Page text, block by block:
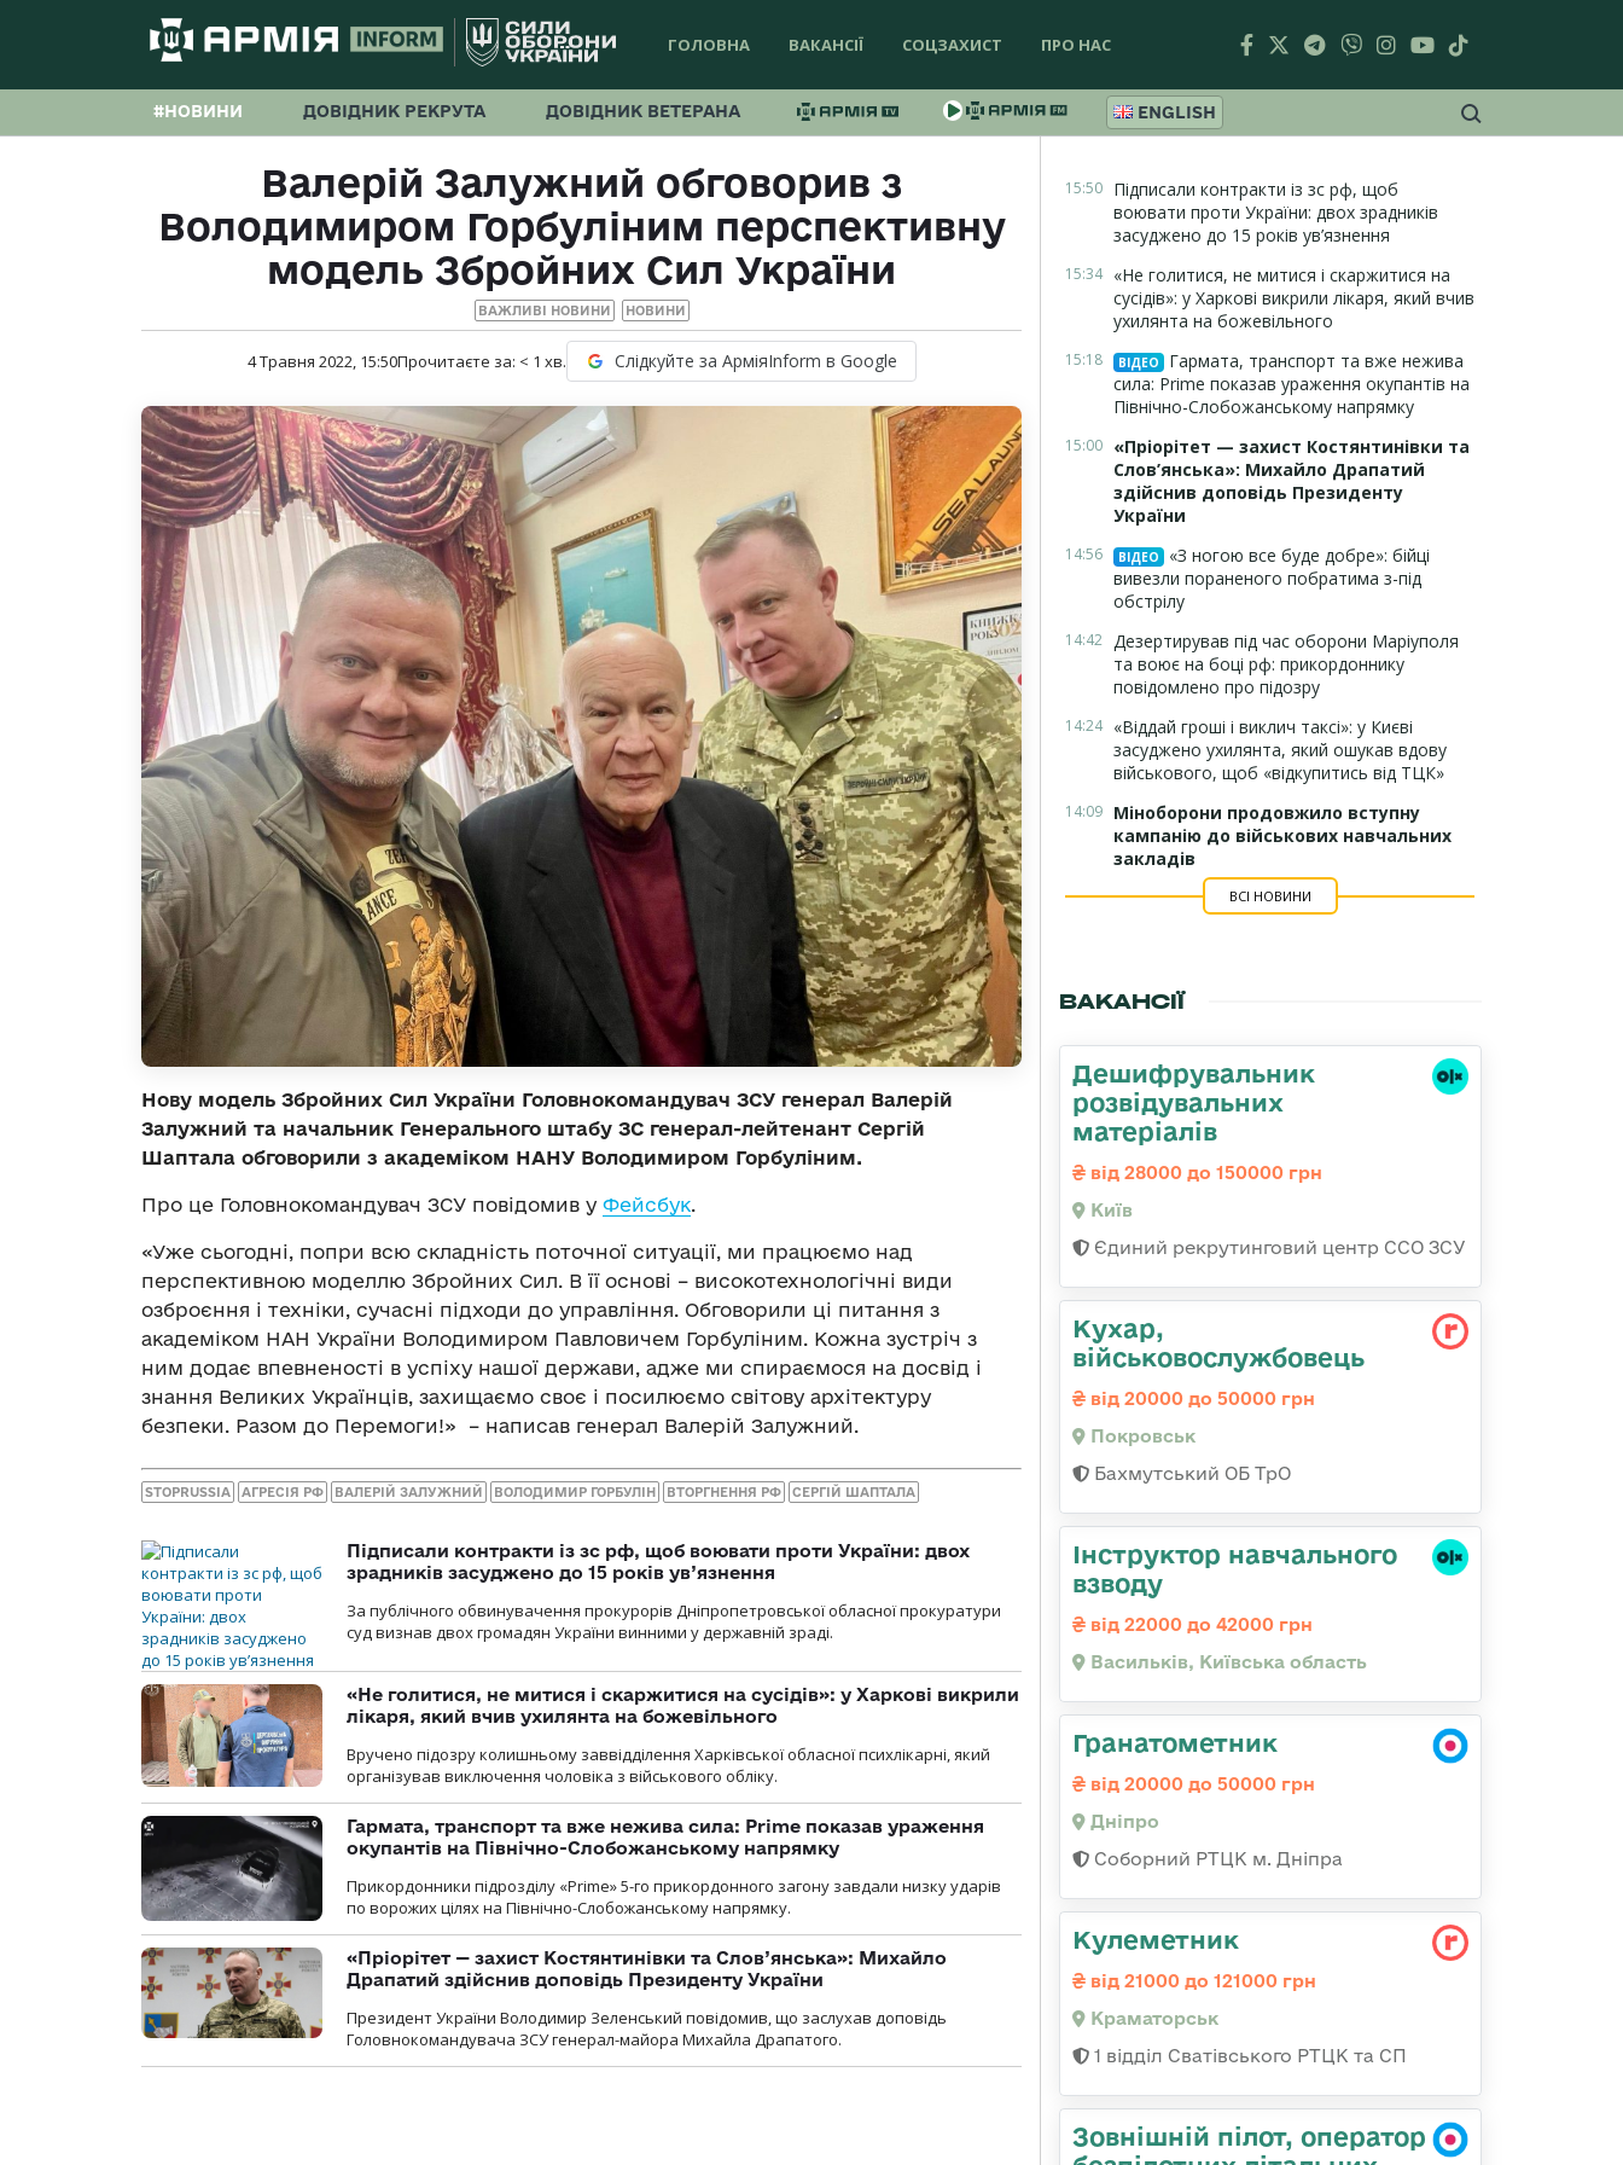
ГОЛОВНА ВАКАНСІЇ СОЦЗАХИСТ ПРО НАС
#НОВИНИ ДОВІДНИК РЕКРУТА ДОВІДНИК ВЕТЕРАНА ENGLISH
Валерій Залужний обговорив з
Володимиром Горбуліним перспективну
модель Збройних Сил України
ВАЖЛИВІ НОВИНИ НОВИНИ
4 Травня 2022, 15:50Прочитаєте за: < 1 хв. Слідкуйте за АрміяInform в Google
Нову модель Збройних Сил України Головнокомандувач ЗСУ генерал Валерій
Залужний та начальник Генерального штабу ЗС генерал-лейтенант Сергій
Шаптала обговорили з академіком НАНУ Володимиром Горбуліним.
Про це Головнокомандувач ЗСУ повідомив у Фейсбук.
«Уже сьогодні, попри всю складність поточної ситуації, ми працюємо над
перспективною моделлю Збройних Сил. В її основі – високотехнологічні види
озброєння і техніки, сучасні підходи до управління. Обговорили ці питання з
академіком НАН України Володимиром Павловичем Горбуліним. Кожна зустріч з
ним додає впевненості в успіху нашої держави, адже ми спираємося на досвід і
знання Великих Українців, захищаємо своє і посилюємо світову архітектуру
безпеки. Разом до Перемоги!» – написав генерал Валерій Залужний.
STOPRUSSIA АГРЕСІЯ РФ ВАЛЕРІЙ ЗАЛУЖНИЙ ВОЛОДИМИР ГОРБУЛІН ВТОРГНЕННЯ РФ СЕРГІЙ ШАПТАЛА
Підписали контракти із зс рф, щоб воювати проти України: двох
зрадників засуджено до 15 років ув’язнення
За публічного обвинувачення прокурорів Дніпропетровської обласної прокуратури
суд визнав двох громадян України винними у державній зраді.
«Не голитися, не митися і скаржитися на сусідів»: у Харкові викрили
лікаря, який вчив ухилянта на божевільного
Вручено підозру колишньому заввідділення Харківської обласної психлікарні, який
організував виключення чоловіка з військового обліку.
Гармата, транспорт та вже нежива сила: Prime показав ураження
окупантів на Північно-Слобожанському напрямку
Прикордонники підрозділу «Prime» 5-го прикордонного загону завдали низку ударів
по ворожих цілях на Північно-Слобожанському напрямку.
«Пріорітет — захист Костянтинівки та Слов’янська»: Михайло
Драпатий здійснив доповідь Президенту України
Президент України Володимир Зеленський повідомив, що заслухав доповідь
Головнокомандувача ЗСУ генерал-майора Михайла Драпатого.
15:50 Підписали контракти із зс рф, щоб
воювати проти України: двох зрадників
засуджено до 15 років ув’язнення
15:34 «Не голитися, не митися і скаржитися на
сусідів»: у Харкові викрили лікаря, який вчив
ухилянта на божевільного
15:18 ВІДЕО
Гармата, транспорт та вже нежива
сила: Prime показав ураження окупантів на
Північно-Слобожанському напрямку
15:00 «Пріорітет — захист Костянтинівки та
Слов’янська»: Михайло Драпатий
здійснив доповідь Президенту
України
14:56 ВІДЕО
«З ногою все буде добре»: бійці
вивезли пораненого побратима з-під
обстрілу
14:42 Дезертирував під час оборони Маріуполя
та воює на боці рф: прикордоннику
повідомлено про підозру
14:24 «Віддай гроші і виклич таксі»: у Києві
засуджено ухилянта, який ошукав вдову
військового, щоб «відкупитись від ТЦК»
14:09 Міноборони продовжило вступну
кампанію до військових навчальних
закладів
ВСІ НОВИНИ
ВАКАНСІЇ
Дешифрувальник
розвідувальних
матеріалів
від 28000 до 150000 грн
Київ
Єдиний рекрутинговий центр ССО ЗСУ
Кухар,
військовослужбовець
від 20000 до 50000 грн
Покровськ
Бахмутський ОБ ТрО
Інструктор навчального
взводу
від 22000 до 42000 грн
Васильків, Київська область
Гранатометник
від 20000 до 50000 грн
Дніпро
Соборний РТЦК м. Дніпра
Кулеметник
від 21000 до 121000 грн
Краматорськ
1 відділ Сватівського РТЦК та СП
Зовнішній пілот, оператор